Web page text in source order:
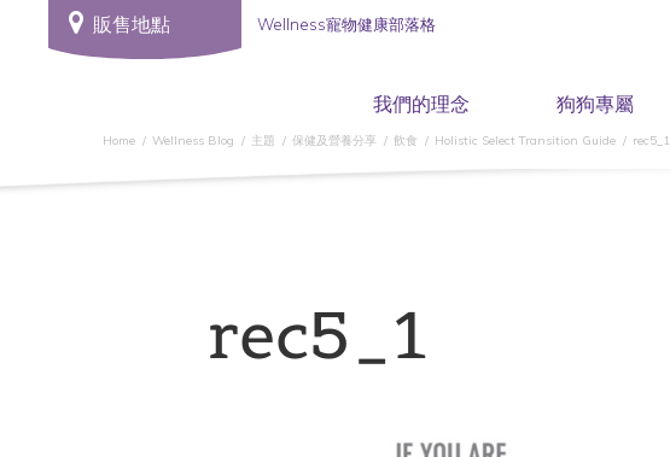
販售地點 Wellness寵物健康部落格
我們的理念 狗狗專屬
Home Wellness Blog 主題 保健及營養分享 飲食 Holistic Select Transition Guide rec5_1
rec5_1